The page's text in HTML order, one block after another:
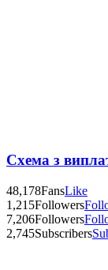
Схема з
48,178FansLike
1,215Followers
7,206Followers
2,745Subscribers